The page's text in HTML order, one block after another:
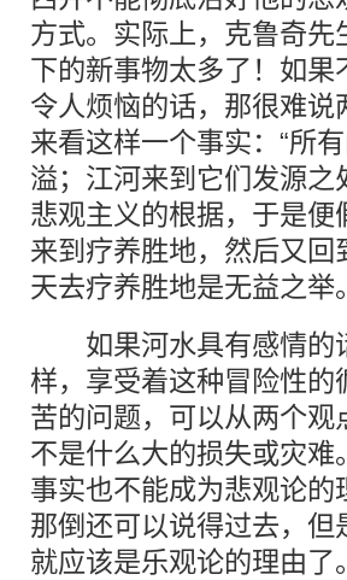
方式。实际上，克鲁奇
下的新事物太多了！如
令人烦恼的话，那很难
来看这样一个事实：“所
溢；江河来到它们发源之
悲观主义的根据，于是
来到疗养胜地，然后又
天去疗养胜地是无益之举。
如果河水具有感情的
样，享受着这种冒险性
苦的问题，可以从两个
不是什么大的损失或灾
事实也不能成为悲观论
那倒还可以说得过去，
就应该是乐观论的理由